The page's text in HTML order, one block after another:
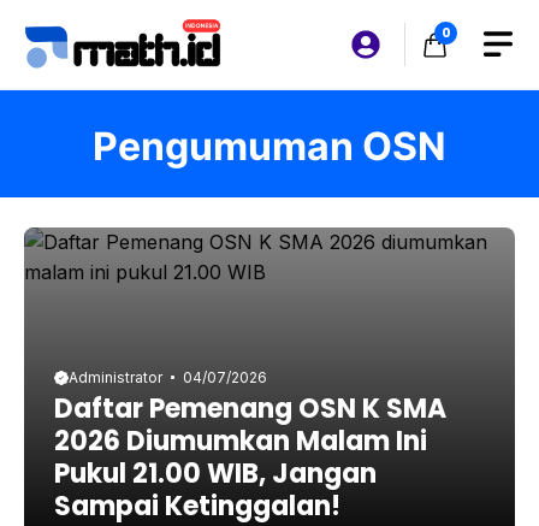
0
Pengumuman OSN
Administrator 04/07/2026
Daftar Pemenang OSN K SMA
2026 Diumumkan Malam Ini
Pukul 21.00 WIB, Jangan
Sampai Ketinggalan!